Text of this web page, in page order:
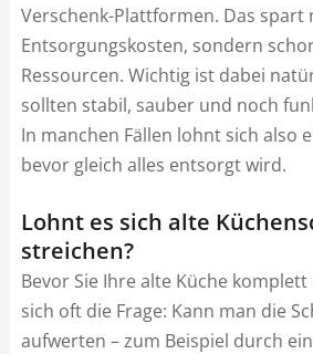
Verschenk-Plattformen. Das spart
Entsorgungskosten, sondern
Ressourcen. Wichtig ist dabei
sollten stabil, sauber und noch
In manchen Fällen lohnt sich also
bevor gleich alles entsorgt wird.
Lohnt es sich alte
streichen?
Bevor Sie Ihre alte Küche
sich oft die Frage: Kann man die
aufwerten – zum Beispiel durch